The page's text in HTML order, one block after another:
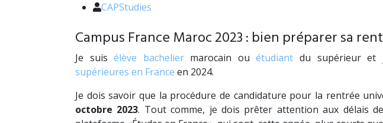
CAPStudies
Campus France Maroc 2023 : bien préparer sa
Je suisélève bacheliermarocain ouétudiant du supérieur et
supérieures en France en 2024.
Je dois savoir que la procédure de candidature pour la rentrée
octobre 2023. Tout comme, je dois prêter attention aux délais